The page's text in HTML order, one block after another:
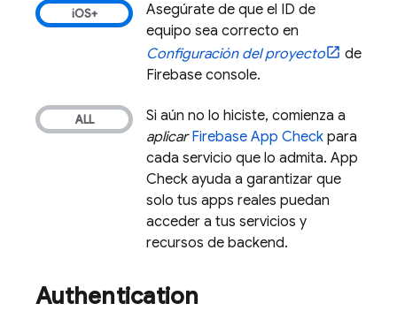
Asegúrate de que el ID de
equipo sea correcto en
Configuración del proyecto
de
Firebase console.
Si aún no lo hiciste, comienza a
aplicar Firebase App Check para
cada servicio que lo admita. App
Check ayuda a garantizar que
solo tus apps reales puedan
acceder a tus servicios y
recursos de backend.
Authentication